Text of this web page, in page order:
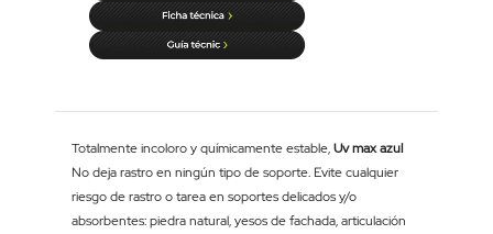
Totalmente incoloro y químicamente estable,Uv max azul
No deja rastro en ningún tipo de soporte. Evite cualquier
riesgo de rastro o tarea en soportes delicados y/o
absorbentes: piedra natural, yesos de fachada, articulación